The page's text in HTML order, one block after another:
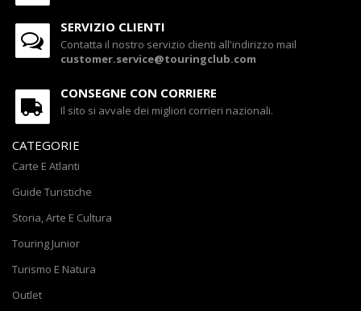
SERVIZIO CLIENTI
Contatta il nostro servizio clienti all'indirizzo mail
customer.service@touringclub.com
CONSEGNE CON CORRIERE
Il sito si avvale dei migliori corrieri nazionali.
CATEGORIE
Carte E Atlanti
Guide Turistiche
Storia, Arte E Cultura
Touring Junior
Turismo E Natura
Outlet